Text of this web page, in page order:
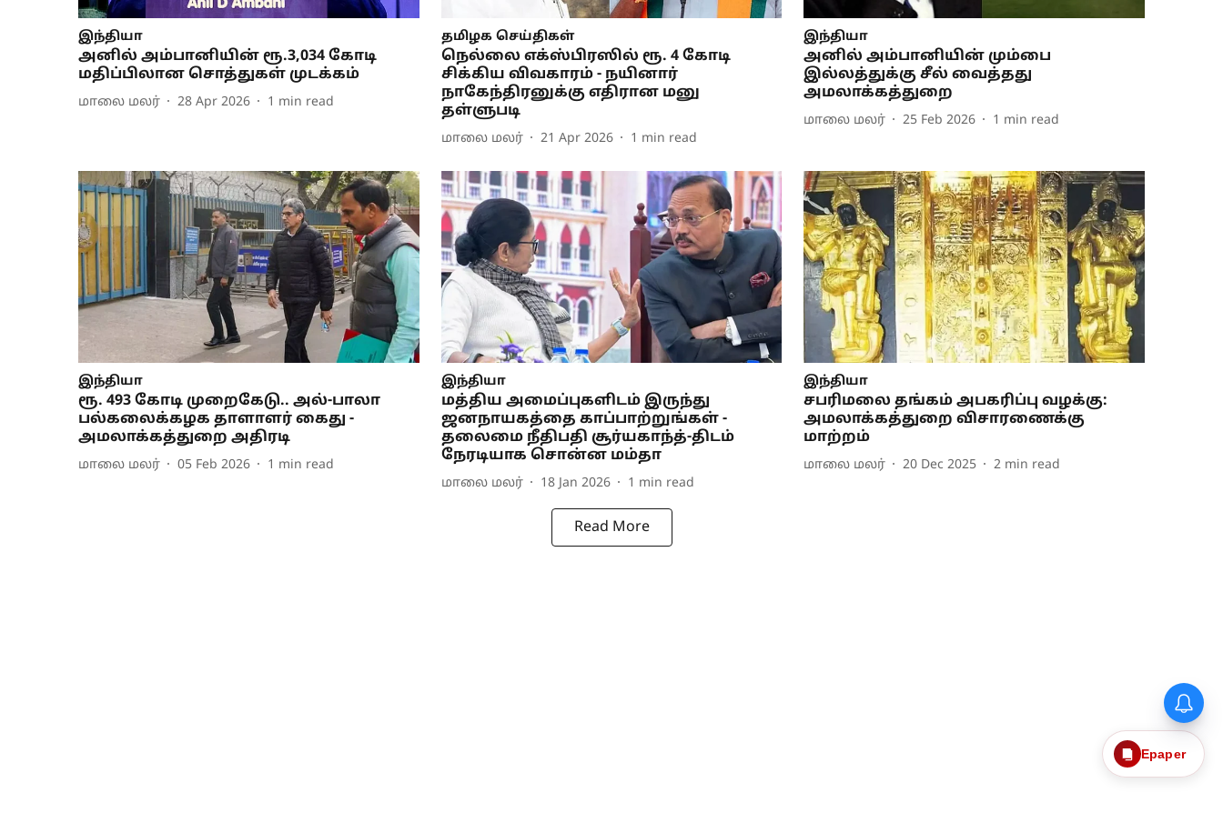
இந்தியா
அனில் அம்பானியின் ரூ.3,034 கோடி
மதிப்பிலான சொத்துகள் முடக்கம்
மாலை மலர் 28 Apr 2026 1 min read
தமிழக செய்திகள்
நெல்லை எக்ஸ்பிரஸில் ரூ. 4 கோடி
சிக்கிய விவகாரம் - நயினார்
நாகேந்திரனுக்கு எதிரான மனு
தள்ளுபடி
மாலை மலர் 21 Apr 2026 1 min read
இந்தியா
அனில் அம்பானியின் மும்பை
இல்லத்துக்கு சீல் வைத்தது
அமலாக்கத்துறை
மாலை மலர் 25 Feb 2026 1 min read
இந்தியா
ரூ. 493 கோடி முறைகேடு.. அல்-பாலா
பல்கலைக்கழக தாளாளர் கைது -
அமலாக்கத்துறை அதிரடி
மாலை மலர் 05 Feb 2026 1 min read
இந்தியா
மத்திய அமைப்புகளிடம் இருந்து
ஜனநாயகத்தை காப்பாற்றுங்கள் -
தலைமை நீதிபதி சூர்யகாந்த்-திடம்
நேரடியாக சொன்ன மம்தா
மாலை மலர் 18 Jan 2026 1 min read
இந்தியா
சபரிமலை தங்கம் அபகரிப்பு வழக்கு:
அமலாக்கத்துறை விசாரணைக்கு
மாற்றம்
மாலை மலர் 20 Dec 2025 2 min read
Read More
Epaper